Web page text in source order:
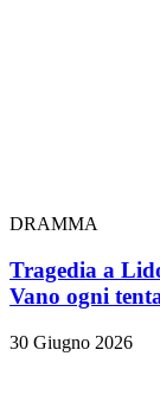
DRAMMA
Tragedia a
Vano ogni
30 Giugno 2026